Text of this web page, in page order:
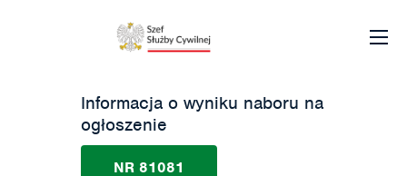
Informacja o wyniku naboru na
ogłoszenie
NR 81081